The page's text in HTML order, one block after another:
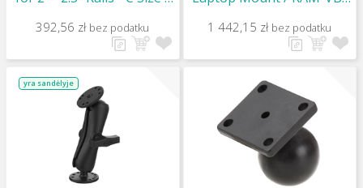
392,56 zł bez podatku 1 442,15 zł bez podatku
yra sandėlyje